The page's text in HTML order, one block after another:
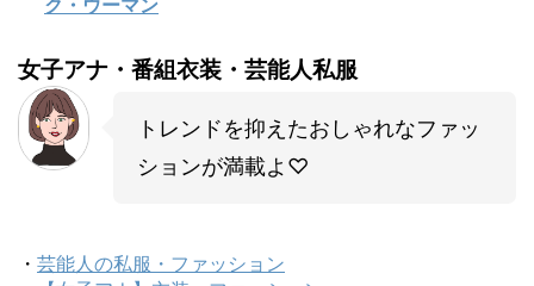
女子アナ・番組衣装・芸能人私服
トレンドを抑えたおしゃれなファッ
ションが満載よ♡
・ 芸能人の私服・ファッション